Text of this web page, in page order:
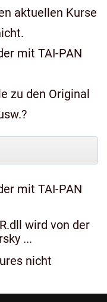
aktuellen Kurse
mit TAI-PAN
zu den Original
mit TAI-PAN
wird von der
...
nicht